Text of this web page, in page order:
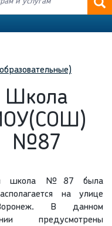
Школа
№87
школа №87 была
на улице
В данном
предусмотрены